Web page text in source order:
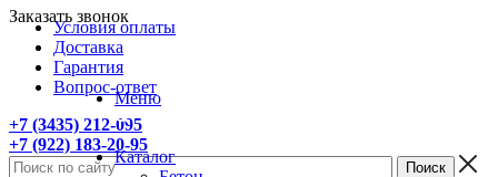
Условия оплаты
Доставка
Гарантия
Вопрос-ответ
+7 (3435) 212-095
+7 (922) 183-20-95
Заказать звонок
Меню
Каталог